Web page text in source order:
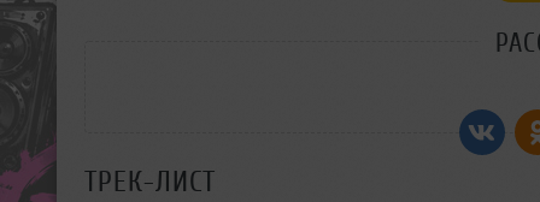
ТРЕК-ЛИСТ